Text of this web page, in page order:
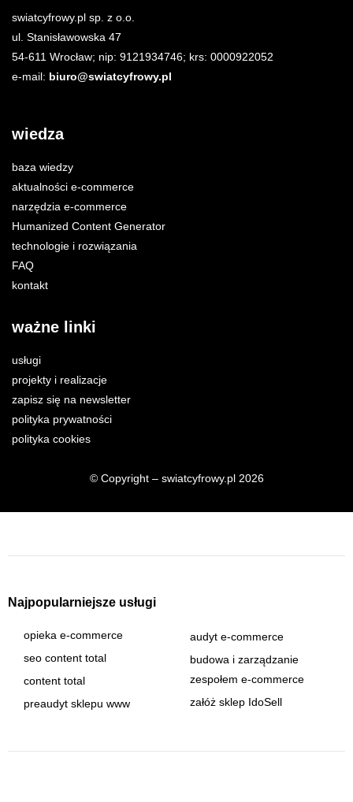
swiatcyfrowy.pl sp. z o.o.
ul. Stanisławowska 47
54-611 Wrocław; nip: 9121934746; krs: 0000922052
e-mail: biuro@swiatcyfrowy.pl
wiedza
baza wiedzy
aktualności e-commerce
narzędzia e-commerce
Humanized Content Generator
technologie i rozwiązania
FAQ
kontakt
ważne linki
usługi
projekty i realizacje
zapisz się na newsletter
polityka prywatności
polityka cookies
© Copyright – swiatcyfrowy.pl 2026
Najpopularniejsze usługi
opieka e-commerce
seo content total
content total
preaudyt sklepu www
audyt e-commerce
budowa i zarządzanie
zespołem e-commerce
załóż sklep IdoSell